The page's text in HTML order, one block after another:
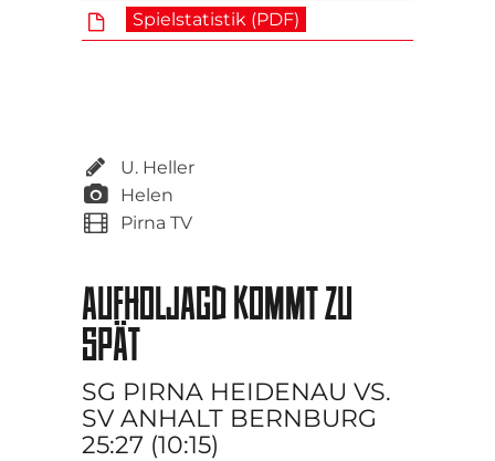
Spielstatistik (PDF)
U. Heller
Helen
Pirna TV
AUFHOLJAGD KOMMT ZU
SPÄT
SG PIRNA HEIDENAU VS.
SV ANHALT BERNBURG
25:27 (10:15)